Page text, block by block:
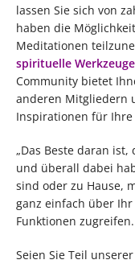
lassen Sie sich von
haben die
Meditationen
spirituelle
Community bietet
anderen Mitgliedern
Inspirationen für
„Das Beste daran
und überall dabei
sind oder zu Hause,
ganz einfach über
Funktionen zugreifen.
Seien Sie Teil